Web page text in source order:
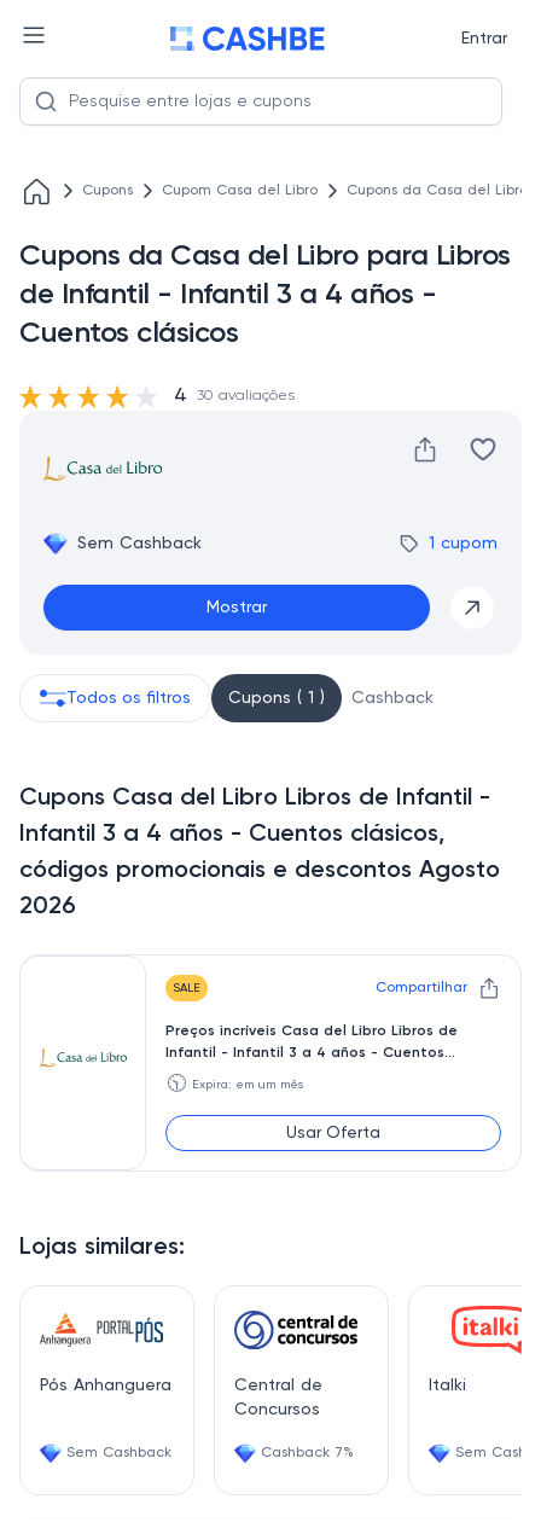
Entrar
Cupons Cupom Casa del Libro Cupons da Casa del Libro
Cupons da Casa del Libro para Libros
de Infantil - Infantil 3 a 4 años -
Cuentos clásicos
Sem Cashback 1 cupom
Mostrar
4 30 avaliações
Lojas similares:
Pós Anhanguera
Sem Cashback
Central de
Concursos
Cashback 7%
Italki
Sem
Todos os filtros Cupons ( 1 ) Cashback
Cupons Casa del Libro Libros de Infantil -
Infantil 3 a 4 años - Cuentos clásicos,
códigos promocionais e descontos Agosto
2026
SALE Compartilhar
Preços incríveis Casa del Libro Libros de
Infantil - Infantil 3 a 4 años - Cuentos
clásicos
🕥 Expira: em um mês
Usar Oferta